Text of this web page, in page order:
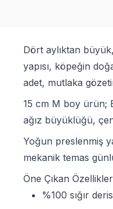
Dört aylıktan
yapısı, köpeğin
adet, mutlaka
15 cm M boy ürün;
ağız büyüklüğü,
Yoğun preslenmiş
mekanik temas
Öne Çıkan
%100 sığır